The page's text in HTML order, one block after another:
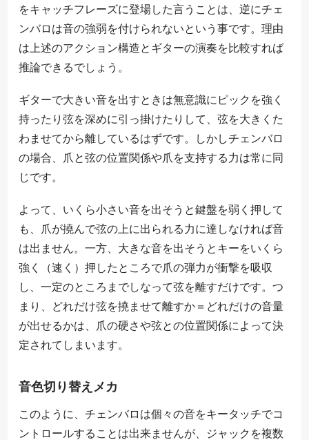
をキャッチフレーズに登場した言うことは、逆にチェ
ンバロは音の強弱を付けられないという事です。理由
は上述のアクション構造とギターの演奏を比較すれば
推論できるでしょう。
ギターで大きい音を出すときは無意識にピックを強く
持ったり弦を深めに引っ掛けたりして、弦を大きくた
わませてから離しているはずです。しかしチェンバロ
の場合、爪と弦の位置関係や爪を支持する力は常に同
じです。
よって、いくら小さい音を出そうと鍵盤を弱く押して
も、爪が撓んで弦の上に出られる力に達しなければ音
は出ません。一方、大きな音を出そうとキーをいくら
強く（速く）押したところで爪の弾力が衝撃を吸収
し、一定のところまでしなって弦を離すだけです。つ
まり、どれだけ弦を撓ませて離すか＝どれだけの音量
が出せるかは、爪の硬さや弦との位置関係によって決
定されてしまいます。
音色切り替えメカ
このように、チェンバロは個々の音をキータッチでコ
ントロールすることは出来ませんが、ジャックを複数